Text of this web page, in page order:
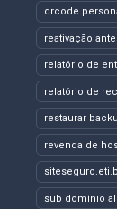
qrcode
reativação
relatório de
relatório de
restaurar
revenda de
sub domínio